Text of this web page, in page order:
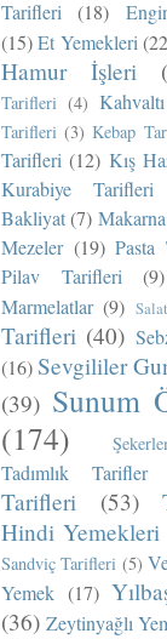
Tarifleri
(18)
(15) Et Yemekleri
Hamur İşleri
Tarifleri (4) Kahvaltı
Tarifleri (3) Kebap
Tarifleri (12) Kış
Kurabiye Tarifleri
Bakliyat (7)
Mezeler (19) Pasta
Pilav Tarifleri
(9)
Marmelatlar (9)
Tarifleri (40)
(16) Sevgililer
(39) Sunum
(174)
Tadımlık Tarifler
Tarifleri
(53)
Hindi Yemekleri
Sandviç Tarifleri (5)
Yemek (17)
(36) Zeytinyağlı